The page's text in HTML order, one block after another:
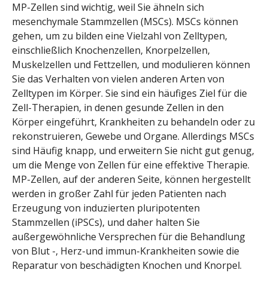
MP-Zellen sind wichtig, weil Sie ähneln sich
mesenchymale Stammzellen (MSCs). MSCs können
gehen, um zu bilden eine Vielzahl von Zelltypen,
einschließlich Knochenzellen, Knorpelzellen,
Muskelzellen und Fettzellen, und modulieren können
Sie das Verhalten von vielen anderen Arten von
Zelltypen im Körper. Sie sind ein häufiges Ziel für die
Zell-Therapien, in denen gesunde Zellen in den
Körper eingeführt, Krankheiten zu behandeln oder zu
rekonstruieren, Gewebe und Organe. Allerdings MSCs
sind Häufig knapp, und erweitern Sie nicht gut genug,
um die Menge von Zellen für eine effektive Therapie.
MP-Zellen, auf der anderen Seite, können hergestellt
werden in großer Zahl für jeden Patienten nach
Erzeugung von induzierten pluripotenten
Stammzellen (iPSCs), und daher halten Sie
außergewöhnliche Versprechen für die Behandlung
von Blut -, Herz-und immun-Krankheiten sowie die
Reparatur von beschädigten Knochen und Knorpel.